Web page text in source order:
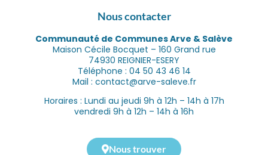
Nous contacter
Communauté de Communes Arve & Salève
Maison Cécile Bocquet – 160 Grand rue
74930 REIGNIER-ESERY
Téléphone : 04 50 43 46 14
Mail : contact@arve-saleve.fr
Horaires : Lundi au jeudi 9h à 12h – 14h à 17h
vendredi 9h à 12h – 14h à 16h
Nous trouver